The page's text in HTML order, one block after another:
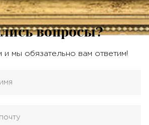
вопросы?
и мы обязательно вам ответим!